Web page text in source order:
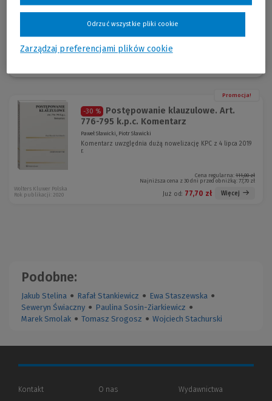
Promocja!
-30 %
Postępowanie klauzulowe. Art.
776-795 k.p.c. Komentarz
Paweł Sławicki, Piotr Sławicki
Komentarz uwzględnia dużą nowelizację KPC z 4 lipca 2019
r.
Cena regularna: 111,00 zł
Najniższa cena z 30 dni przed obniżką: 77,70 zł
Już od: 77,70 zł Więcej
Wolters Kluwer Polska
Rok publikacji: 2020
Podobne:
Jakub Stelina ● Rafał Stankiewicz ● Ewa Staszewska ●
Seweryn Świaczny ● Paulina Sosin-Ziarkiewicz ●
Marek Smolak ● Tomasz Srogosz ● Wojciech Stachurski
Kontakt
O nas
Wydawnictwa
Zarządzaj preferencjami plików cookie
Odrzuć wszystkie pliki cookie